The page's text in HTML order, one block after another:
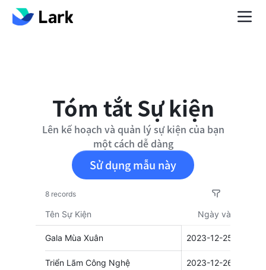
Tóm tắt Sự kiện
Lên kế hoạch và quản lý sự kiện của bạn
một cách dễ dàng
Sử dụng mẫu này